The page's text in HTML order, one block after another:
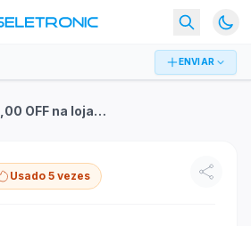
ENVIAR
R$2,00 OFF na loja ozuko.br
Usado 5 vezes